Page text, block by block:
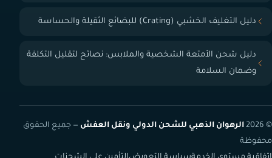
دليل التغليف الخشبي (Crating) للبضائع الثقيلة والحساسة
دليل شحن الأمتعة الشخصية والملابس: نصائح لتقليل التكلفة
وضمان السلامة
© 2026 الرهوان الذهبي للشحن الدولي ونقل العفش — جميع الحقوق
محفوظة